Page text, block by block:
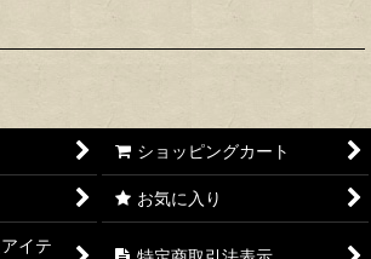
ショッピングカート
お気に入り
イテ